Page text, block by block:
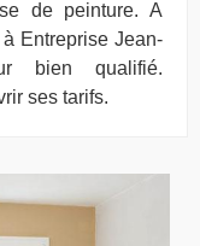
de peinture. A
Entreprise Jean-
bien qualifié.
ses tarifs.